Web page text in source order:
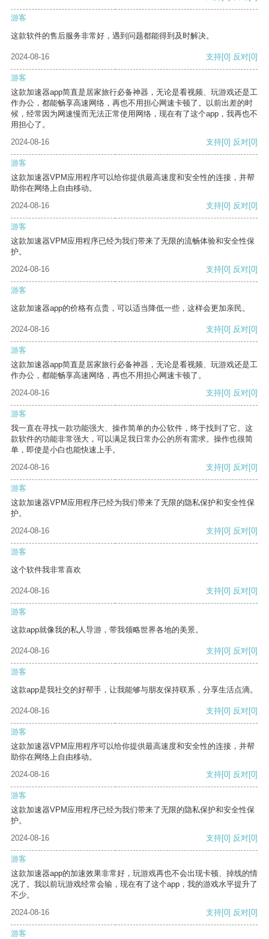
游客
这款软件的售后服务非常好，遇到问题都能得到及时解决。
2024-08-16 支持[0] 反对[0]
游客
这款加速器app简直是居家旅行必备神器，无论是看视频、玩游戏还是工
作办公，都能畅享高速网络，再也不用担心网速卡顿了。以前出差的时
候，经常因为网速慢而无法正常使用网络，现在有了这个app，我再也不
用担心了。
2024-08-16
支持[0] 反对[0]
游客
这款加速器VPM应用程序可以给你提供最高速度和安全性的连接，并帮
助你在网络上自由移动。
2024-08-16
支持[0] 反对[0]
游客
这款加速器VPM应用程序已经为我们带来了无限的流畅体验和安全性保
护。
2024-08-16
支持[0] 反对[0]
游客
这款加速器app的价格有点贵，可以适当降低一些，这样会更加亲民。
2024-08-16 支持[0] 反对[0]
游客
这款加速器app简直是居家旅行必备神器，无论是看视频、玩游戏还是工
作办公，都能畅享高速网络，再也不用担心网速卡顿了。
2024-08-16
支持[0] 反对[0]
游客
我一直在寻找一款功能强大、操作简单的办公软件，终于找到了它。这
款软件的功能非常强大，可以满足我日常办公的所有需求。操作也很简
单，即使是小白也能快速上手。
2024-08-16
支持[0] 反对[0]
游客
这款加速器VPM应用程序已经为我们带来了无限的隐私保护和安全性保
护。
2024-08-16
支持[0] 反对[0]
游客
这个软件我非常喜欢
2024-08-16 支持[0] 反对[0]
游客
这款app就像我的私人导游，带我领略世界各地的美景。
2024-08-16 支持[0] 反对[0]
游客
这款app是我社交的好帮手，让我能够与朋友保持联系，分享生活点滴。
2024-08-16 支持[0] 反对[0]
游客
这款加速器VPM应用程序可以给你提供最高速度和安全性的连接，并帮
助你在网络上自由移动。
2024-08-16
支持[0] 反对[0]
游客
这款加速器VPM应用程序已经为我们带来了无限的隐私保护和安全性保
护。
2024-08-16
支持[0] 反对[0]
游客
这款加速器app的加速效果非常好，玩游戏再也不会出现卡顿、掉线的情
况了。我以前玩游戏经常会输，现在有了这个app，我的游戏水平提升了
不少。
2024-08-16
支持[0] 反对[0]
游客